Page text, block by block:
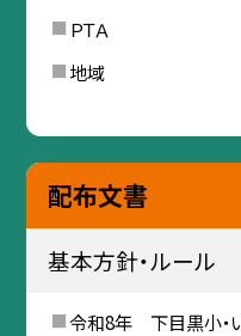
ＰＴＡ
地域
配布文書
基本方針・ルール
令和8年 下目黒小・